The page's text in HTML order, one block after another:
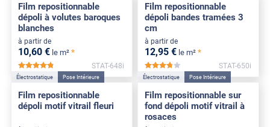
Film repositionnable
dépoli à volutes baroques
blanches
à partir de
10,60 € le m² *
*****
STAT-648i
Film repositionnable
dépoli bandes tramées 3
cm
à partir de
12,95 € le m² *
*****
STAT-650i
Électrostatique Pose Intérieure
Film repositionnable
dépoli motif vitrail fleuri
Électrostatique Pose Intérieure
Film repositionnable sur
fond dépoli motif vitrail à
rosaces